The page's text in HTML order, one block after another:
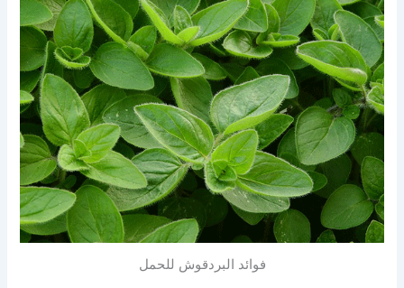
فوائد البردقوش للحمل